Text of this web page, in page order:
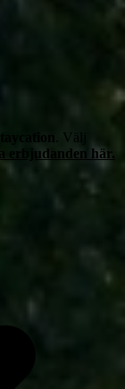
. Välj
erbjudanden här.